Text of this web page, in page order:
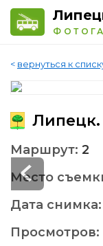
< вернуться к
Маршрут: 2
Место
Дата снимка:
Просмотров: